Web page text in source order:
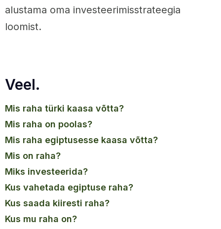
alustama oma investeerimisstrateegia
loomist.
Veel.
mis raha türki kaasa võtta?
mis raha on poolas?
mis raha egiptusesse kaasa võtta?
mis on raha?
miks investeerida?
kus vahetada egiptuse raha?
kus saada kiiresti raha?
kus mu raha on?